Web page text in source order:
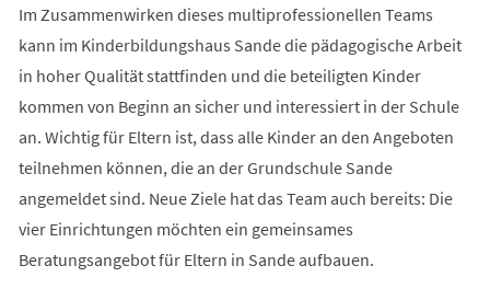
Im Zusammenwirken dieses multiprofessionellen Teams
kann im Kinderbildungshaus Sande die pädagogische Arbeit
in hoher Qualität stattfinden und die beteiligten Kinder
kommen von Beginn an sicher und interessiert in der Schule
an. Wichtig für Eltern ist, dass alle Kinder an den Angeboten
teilnehmen können, die an der Grundschule Sande
angemeldet sind. Neue Ziele hat das Team auch bereits: Die
vier Einrichtungen möchten ein gemeinsames
Beratungsangebot für Eltern in Sande aufbauen.